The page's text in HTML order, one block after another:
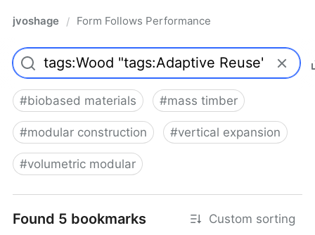
jvoshage / Form Follows Performance
#biobased materials #mass timber
#modular construction #vertical expansion
#volumetric modular
Found 5 bookmarks Custom sorting